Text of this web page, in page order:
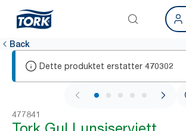
Back
Dette produktet erstatter 470302
1 / 6
477841